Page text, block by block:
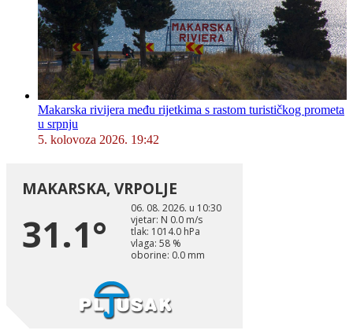
Makarska rivijera među rijetkima s rastom turističkog prometa
u srpnju
5. kolovoza 2026. 19:42